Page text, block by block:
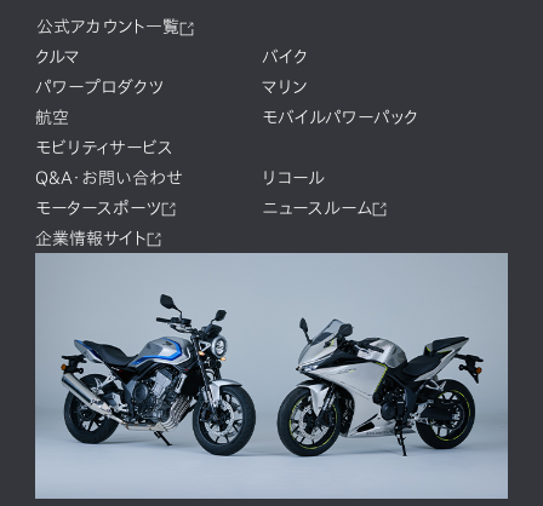
公式アカウント一覧
クルマ
バイク
パワープロダクツ
マリン
航空
モバイルパワーパック
モビリティサービス
Q&A・お問い合わせ
リコール
モータースポーツ
ニュースルーム
企業情報サイト